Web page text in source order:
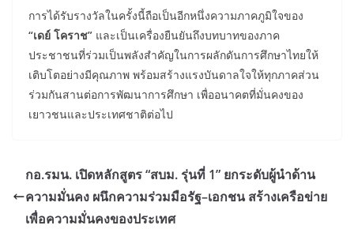
การได้รับรางวัลในครั้งนี้ถือเป็นอีกหนึ่งความภาคภูมิใจของ
“เดย์ โคราช” และเป็นเครื่องยืนยันถึงบทบาทของภาค
ประชาชนที่ร่วมเป็นพลังสำคัญในการผลักดันการศึกษาไทยให้
เติบโตอย่างมีคุณภาพ พร้อมสร้างแรงบันดาลใจให้ทุกภาคส่วน
ร่วมกันสานต่อการพัฒนาการศึกษา เพื่ออนาคตที่มั่นคงของ
เยาวชนและประเทศชาติต่อไป
กอ.รมน. เปิดหลักสูตร “สบม. รุ่นที่ 1” ยกระดับผู้นำด้าน
ความมั่นคง ผนึกความร่วมมือรัฐ–เอกชน สร้างเครือข่าย
เพื่อความมั่นคงของประเทศ